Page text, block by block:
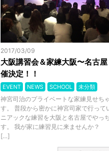
2017/03/09
大阪講習会＆家練大阪〜名古
催決定！！
EVENT NEWS SCHOOL 未分類
神宮司治のプライベートな家練見せち
す。 普段から密かに神宮司家で行って
ニアックな練習を大阪と名古屋でやっ
す。 我が家に練習見に来ませんか
[…]